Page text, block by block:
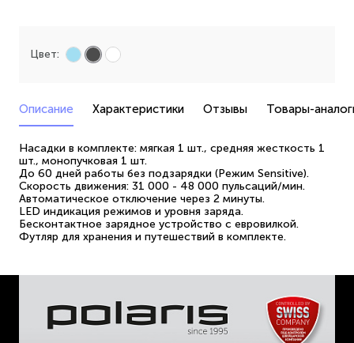
Цвет:
Описание Характеристики Отзывы Товары-
Насадки в комплекте: мягкая 1 шт., средняя жесткость 1
шт., монопучковая 1 шт.
До 60 дней работы без подзарядки (Режим Sensitive).
Скорость движения: 31 000 - 48 000 пульсаций/мин.
Автоматическое отключение через 2 минуты.
LED индикация режимов и уровня заряда.
Бесконтактное зарядное устройство с евровилкой.
Футляр для хранения и путешествий в комплекте.